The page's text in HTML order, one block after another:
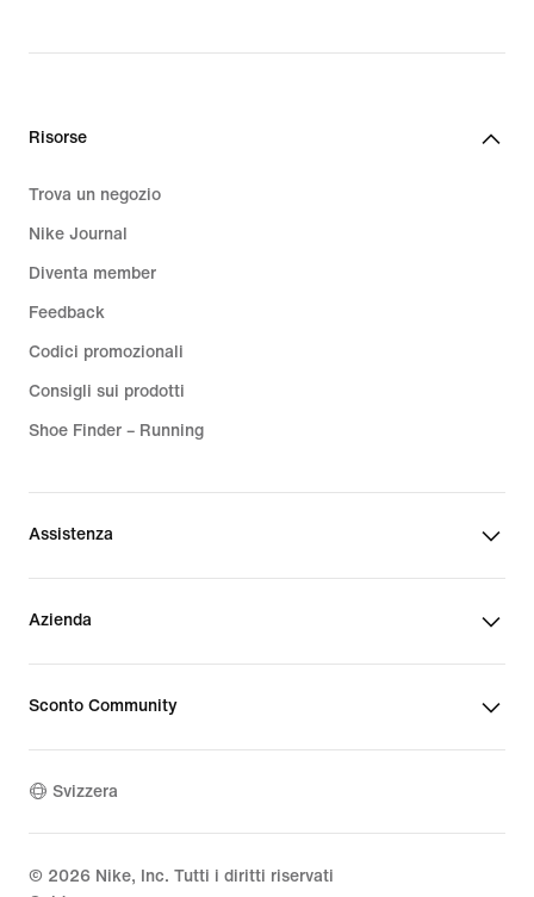
Risorse
Trova un negozio
Nike Journal
Diventa member
Feedback
Codici promozionali
Consigli sui prodotti
Shoe Finder – Running
Assistenza
Azienda
Sconto Community
Svizzera
© 2026 Nike, Inc. Tutti i diritti riservati